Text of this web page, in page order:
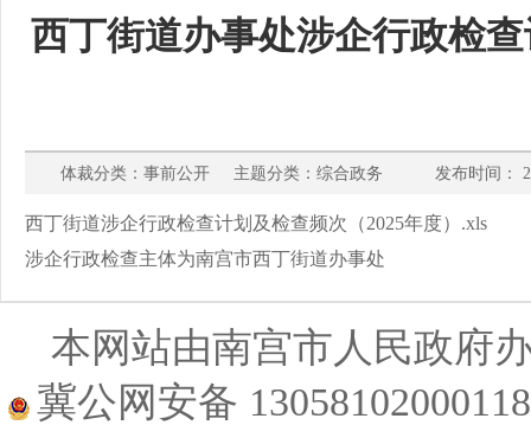
西丁街道办事处涉企行政检
体裁分类：事前公开 主题分类：综合政务 发布时间：
西丁街道涉企行政检查计划及检查频次（2025年度）.xls
涉企行政检查主体为南宫市西丁街道办事处
本网站由南宫市人民政
冀公网安备